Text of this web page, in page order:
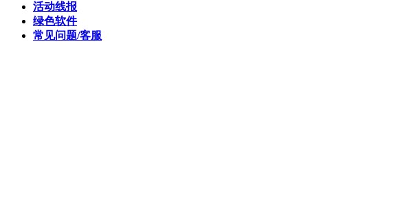
活动线报
绿色软件
常见问题/客服